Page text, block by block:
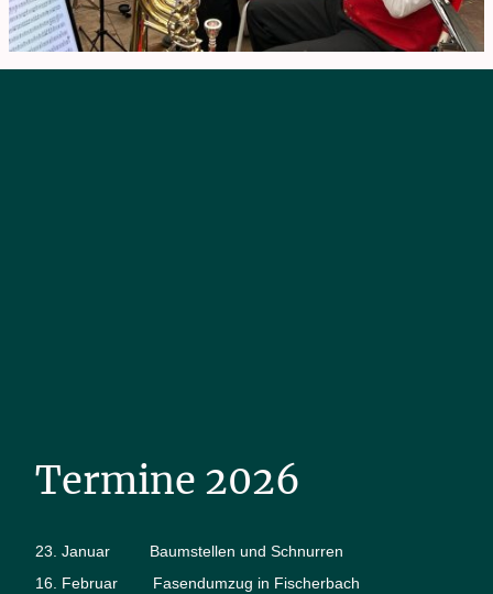
Termine 2026
23. Januar Baumstellen und Schnurren
16. Februar Fasendumzug in Fischerbach